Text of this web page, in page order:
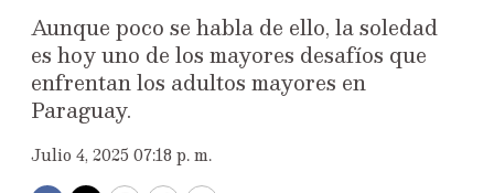
Aunque poco se habla de ello, la soledad
es hoy uno de los mayores desafíos que
enfrentan los adultos mayores en
Paraguay.
Julio 4, 2025 07:18 p. m.